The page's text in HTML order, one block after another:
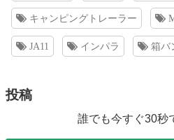
キャンピングトレーラー
JA11 インパラ 箱バ
投稿
誰でも今すぐ30秒